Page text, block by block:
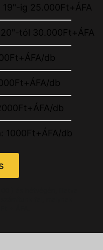
ig 25.000Ft+ÁFA
tól 30.000Ft+ÁFA
db
db
db
1000Ft+ÁFA/db